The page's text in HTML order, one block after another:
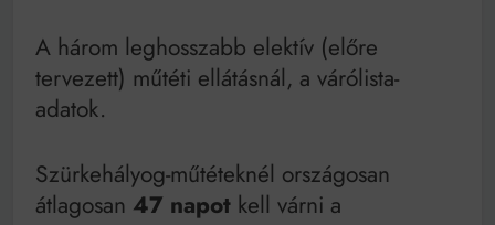
A három leghosszabb elektív (előre
tervezett) műtéti ellátásnál, a várólista-
adatok.
Szürkehályog-műtéteknél országosan
átlagosan 47 napot kell várni a